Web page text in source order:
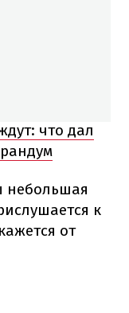
что дал
небольшая
к
от